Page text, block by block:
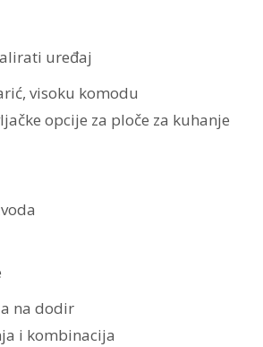
uređaj
visoku komodu
opcije za ploče za kuhanje
na dodir
i kombinacija